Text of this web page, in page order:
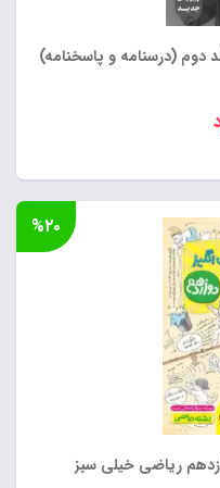
دوم (درسنامه و پاسخنامه)
ریاضی خیلی سبز
%۲۰